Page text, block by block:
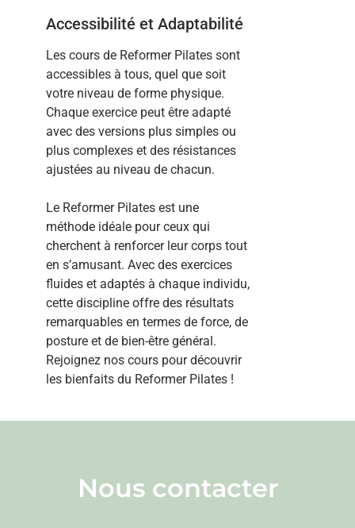
Accessibilité et Adaptabilité
Les cours de Reformer Pilates sont
accessibles à tous, quel que soit
votre niveau de forme physique.
Chaque exercice peut être adapté
avec des versions plus simples ou
plus complexes et des résistances
ajustées au niveau de chacun.
Le Reformer Pilates est une
méthode idéale pour ceux qui
cherchent à renforcer leur corps tout
en s’amusant. Avec des exercices
fluides et adaptés à chaque individu,
cette discipline offre des résultats
remarquables en termes de force, de
posture et de bien-être général.
Rejoignez nos cours pour découvrir
les bienfaits du Reformer Pilates !
Nous contacter